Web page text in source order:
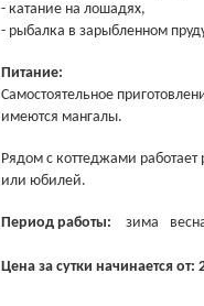
- катание на лошадях,
- рыбалка в зарыбленном
Питание:
Самостоятельное
имеются мангалы.
Рядом с коттеджами
или юбилей.
Период работы: зима
Цена за сутки начинается от: